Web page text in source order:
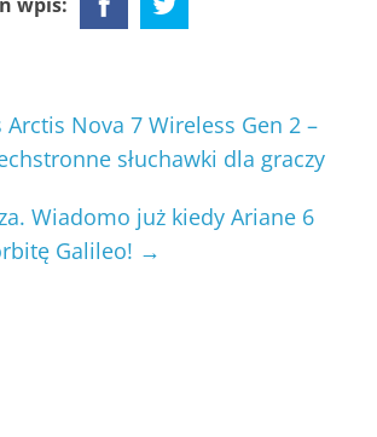
Arctis Nova 7 Wireless Gen 2 –
słuchawki dla graczy
Wiadomo już kiedy Ariane 6
Galileo! →